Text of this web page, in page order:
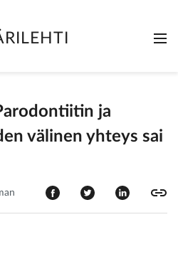
ja
välinen yhteys sai